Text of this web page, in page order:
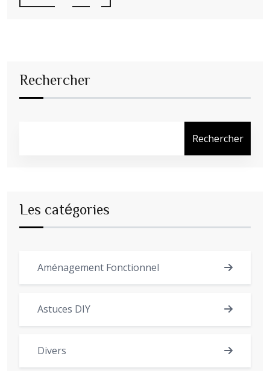
Rechercher
Rechercher
Les catégories
Aménagement Fonctionnel
Astuces DIY
Divers